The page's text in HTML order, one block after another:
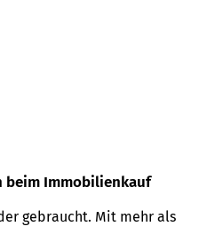
beim Immobilienkauf
gebraucht. Mit mehr als